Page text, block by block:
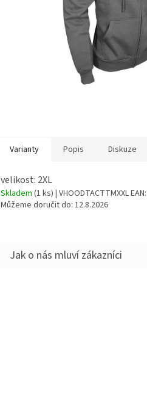
Varianty Popis Diskuze
velikost: 2XL
Skladem (1 ks) | VHOODTACTTMXXLEAN:
Můžeme doručit do: 12.8.2026